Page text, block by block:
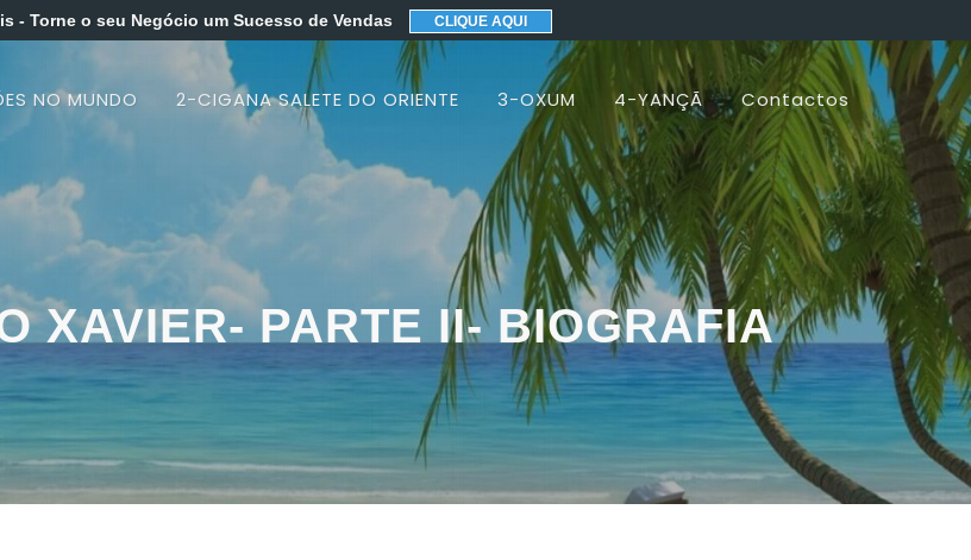
NO MUNDO 2-CIGANA SALETE DO ORIENTE 3-OXUM 4-YANÇÃ Contactos
XAVIER- PARTE II- BIOGRAFIA
- Torne o seu Negócio um Sucesso de Vendas CLIQUE AQUI